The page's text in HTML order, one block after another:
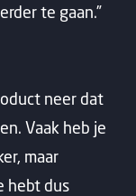
te gaan.”
neer dat
Vaak heb je
maar
hebt dus